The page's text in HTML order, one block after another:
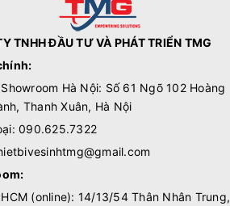
TNHH ĐẦU TƯ VÀ PHÁT TRIỂN TMG
Hà Nội: Số 61 Ngõ 102 Hoàng
Thanh Xuân, Hà Nội
090.625.7322
(online): 14/13/54 Thân Nhân Trung,